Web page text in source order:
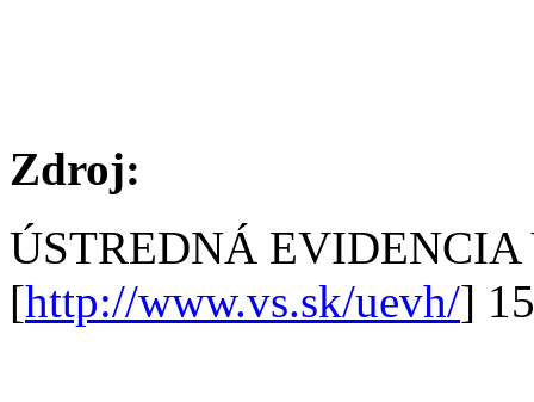
Zdroj:
ÚSTREDNÁ
[http://www.vs.sk/uevh/]